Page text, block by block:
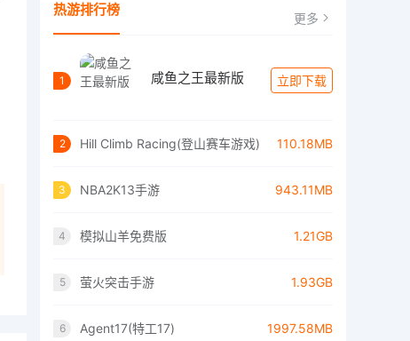
热游排行榜 更多
1 咸鱼之王最新版 立即下载
2 Hill Climb Racing(登山赛车游戏) 110.18MB
3 NBA2K13手游 943.11MB
4 模拟山羊免费版 1.21GB
5 萤火突击手游 1.93GB
6 Agent17(特工17) 1997.58MB